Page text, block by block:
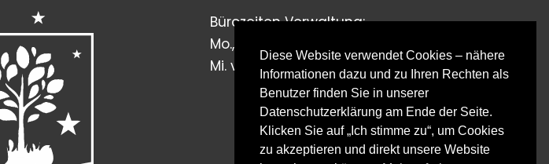
Bürozeiten Verwaltung:
Mo., Di., Do., Fr. von 8:00 bis 12:00 Uhr
Mi. von 8:00 bis 15:30 Uhr
Diese Website verwendet Cookies – nähere
Informationen dazu und zu Ihren Rechten als
Benutzer finden Sie in unserer
Datenschutzerklärung am Ende der Seite.
Klicken Sie auf „Ich stimme zu“, um Cookies
zu akzeptieren und direkt unsere Website